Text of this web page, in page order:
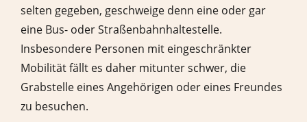
selten gegeben, geschweige denn eine oder gar
eine Bus- oder Straßenbahnhaltestelle.
Insbesondere Personen mit eingeschränkter
Mobilität fällt es daher mitunter schwer, die
Grabstelle eines Angehörigen oder eines Freundes
zu besuchen.